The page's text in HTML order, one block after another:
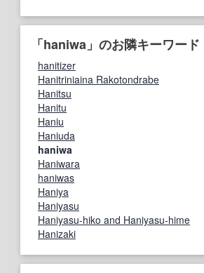
「haniwa」のお隣キーワード
hanitizer
Hanitriniaina Rakotondrabe
Hanitsu
Hanitu
Haniu
Haniuda
haniwa
Haniwara
haniwas
Haniya
Haniyasu
Haniyasu-hiko and Haniyasu-hime
Hanizaki